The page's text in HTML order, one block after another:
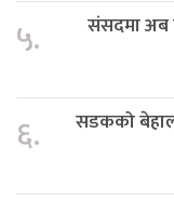
५.
संसदमा अब
६.
सडकको